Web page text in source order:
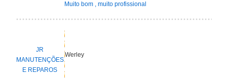
Muito bom , muito profissional
JR
MANUTENÇÕES
E REPAROS
Werley